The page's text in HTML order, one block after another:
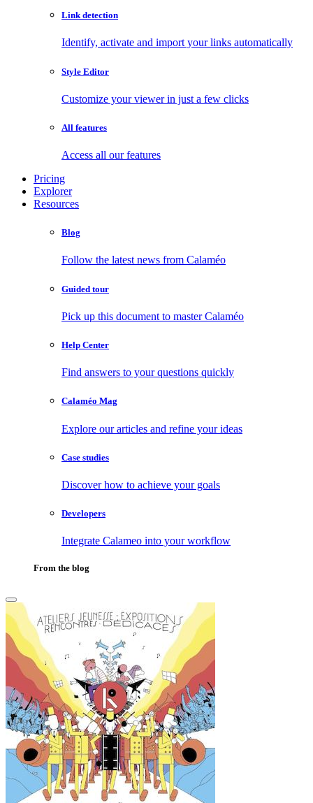
Link detection
Identify, activate and import your links automatically
Style Editor
Customize your viewer in just a few clicks
All features
Access all our features
Pricing
Explorer
Resources
Blog
Follow the latest news from Calaméo
Guided tour
Pick up this document to master Calaméo
Help Center
Find answers to your questions quickly
Calaméo Mag
Explore our articles and refine your ideas
Case studies
Discover how to achieve your goals
Developers
Integrate Calameo into your workflow
From the blog